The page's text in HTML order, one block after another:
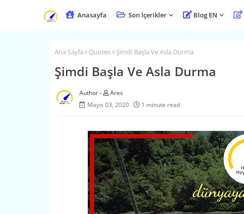
Anasayfa Son İçerikler Blog EN
Ana Sayfa Quotes Şimdi Başla Ve Asla Durma
Şimdi Başla Ve Asla Durma
Ares
Mayıs 03, 2020
1 minute read